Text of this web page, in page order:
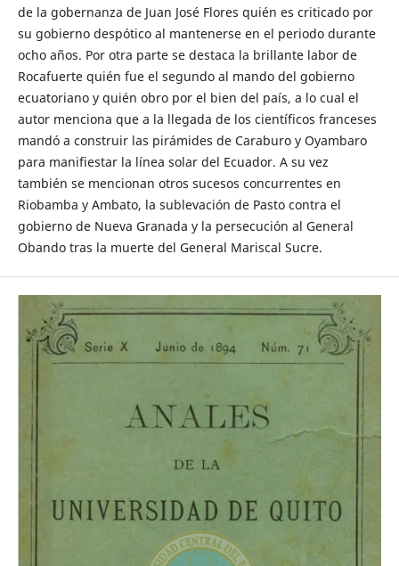
de la gobernanza de Juan José Flores quién es criticado por
su gobierno despótico al mantenerse en el periodo durante
ocho años. Por otra parte se destaca la brillante labor de
Rocafuerte quién fue el segundo al mando del gobierno
ecuatoriano y quién obro por el bien del país, a lo cual el
autor menciona que a la llegada de los científicos franceses
mandó a construir las pirámides de Caraburo y Oyambaro
para manifiestar la línea solar del Ecuador. A su vez
también se mencionan otros sucesos concurrentes en
Riobamba y Ambato, la sublevación de Pasto contra el
gobierno de Nueva Granada y la persecución al General
Obando tras la muerte del General Mariscal Sucre.